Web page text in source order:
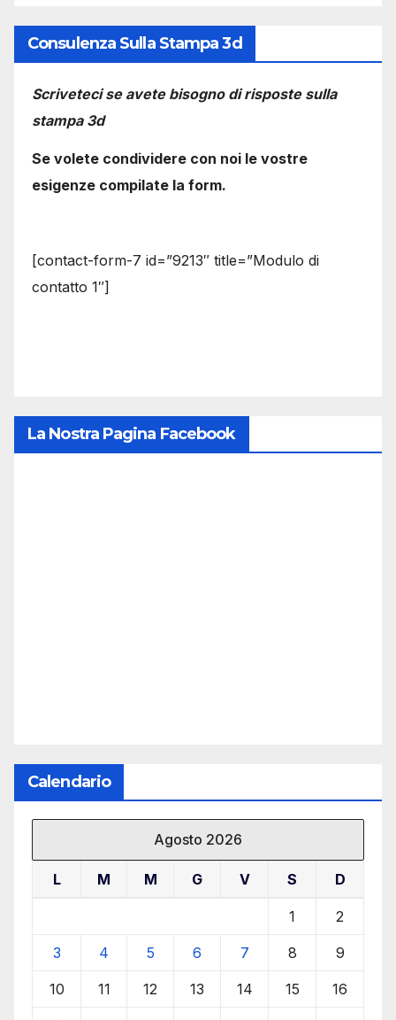
Consulenza Sulla Stampa 3d
Scriveteci se avete bisogno di risposte sulla
stampa 3d
Se volete condividere con noi le vostre
esigenze compilate la form.
[contact-form-7 id=”9213″ title=”Modulo di
contatto 1″]
La Nostra Pagina Facebook
Calendario
Agosto 2026
L M M G V S D
1 2
3 4 5 6 7 8 9
10 11 12 13 14 15 16